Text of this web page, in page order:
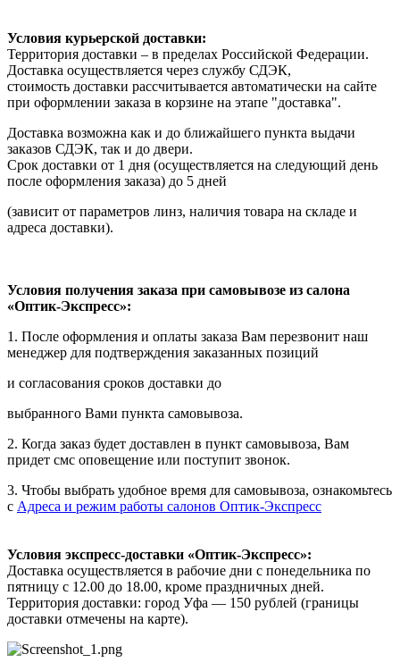
Условия курьерской доставки:
Территория доставки – в пределах Российской Федерации.
Доставка осуществляется через службу СДЭК,
стоимость доставки рассчитывается автоматически на сайте
при оформлении заказа в корзине на этапе "доставка".
Доставка возможна как и до ближайшего пункта выдачи
заказов СДЭК, так и до двери.
Срок доставки от 1 дня (осуществляется на следующий день
после оформления заказа) до 5 дней
(зависит от параметров линз, наличия товара на складе и
адреса доставки).
Условия получения заказа при самовывозе из салона
«Оптик-Экспресс»:
1. После оформления и оплаты заказа Вам перезвонит наш
менеджер для подтверждения заказанных позиций
и согласования сроков доставки до
выбранного Вами пункта самовывоза.
2. Когда заказ будет доставлен в пункт самовывоза, Вам
придет смс оповещение или поступит звонок.
3. Чтобы выбрать удобное время для самовывоза, ознакомьтесь
с Адреса и режим работы салонов Оптик-Экспресс
Условия экспресс-доставки «Оптик-Экспресс»:
Доставка осуществляется в рабочие дни с понедельника по
пятницу с 12.00 до 18.00, кроме праздничных дней.
Территория доставки: город Уфа — 150 рублей (границы
доставки отмечены на карте).